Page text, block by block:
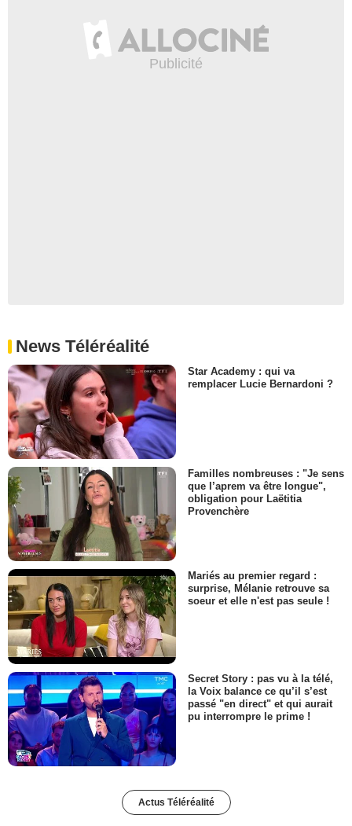
News Téléréalité
Star Academy : qui va
remplacer Lucie Bernardoni ?
Familles nombreuses : "Je sens
que l’aprem va être longue",
obligation pour Laëtitia
Provenchère
Mariés au premier regard :
surprise, Mélanie retrouve sa
soeur et elle n'est pas seule !
Secret Story : pas vu à la télé,
la Voix balance ce qu’il s’est
passé "en direct" et qui aurait
pu interrompre le prime !
Actus Téléréalité